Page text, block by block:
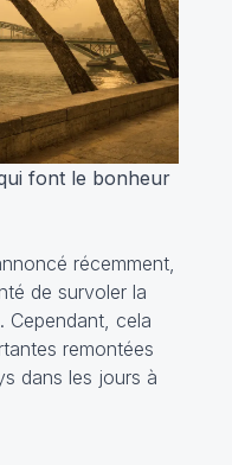
font le bonheur
récemment,
de survoler la
Cependant, cela
remontées
dans les jours à